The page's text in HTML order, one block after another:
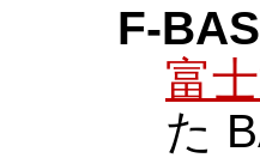
F-
富
た